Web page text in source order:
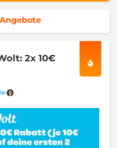
2x 10€